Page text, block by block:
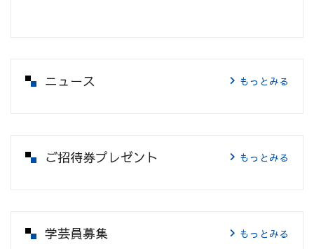
ニュース もっとみる
ご招待券プレゼント もっとみる
学芸員募集 もっとみる